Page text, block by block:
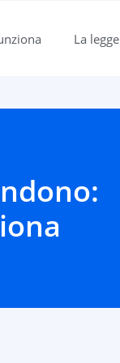
La legge